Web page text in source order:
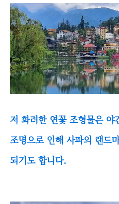
저 화려한 연꽃 조형물은 야
조명으로 인해 사파의 랜드
되기도 합니다.